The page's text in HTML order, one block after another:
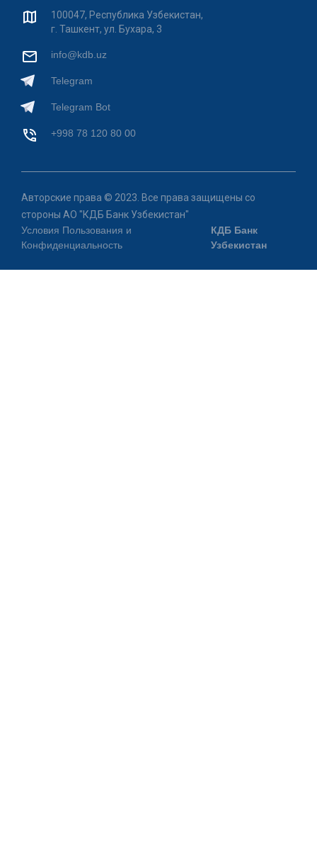
100047, Республика Узбекистан,
г. Ташкент, ул. Бухара, 3
info@kdb.uz
Telegram
Telegram Bot
+998 78 120 80 00
Авторские права © 2023. Все права защищены со
стороны АО "КДБ Банк Узбекистан"
Условия Пользования и
Конфиденциальность
КДБ Банк
Узбекистан